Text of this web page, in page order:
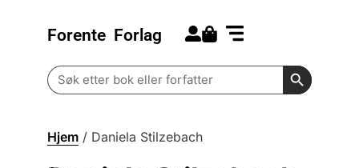
Forente Forlag
Search
for:
Search
Hjem / Daniela Stilzebach